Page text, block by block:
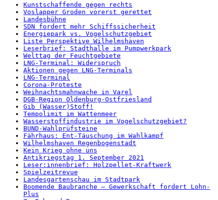
Kunstschaffende gegen rechts
Voslapper Groden vorerst gerettet
Landesbühne
SDN fordert mehr Schiffssicherheit
Energiepark vs. Vogelschutzgebiet
Liste Perspektive Wilhelmshaven
Leserbrief: Stadthalle im Pumpwerkpark
Welttag der Feuchtgebiete
LNG-Terminal: Widerspruch
Aktionen gegen LNG-Terminals
LNG-Terminal
Corona-Proteste
Weihnachtsmahnwache in Varel
DGB-Region Oldenburg-Ostfriesland
Gib (Wasser)Stoff!
Tempolimit im Wattenmeer
Wasserstoffindustrie im Vogelschutzgebiet?
BUND-Wahlprüfsteine
Fährhaus: Ent-Täuschung im Wahlkampf
Wilhelmshaven Regenbogenstadt
Kein Krieg ohne uns
Antikriegstag 1. September 2021
Leser:innenbrief: Holzpellet-Kraftwerk
Spielzeitrevue
Landesgartenschau im Stadtpark
Boomende Baubranche – Gewerkschaft fordert Lohn-
Plus